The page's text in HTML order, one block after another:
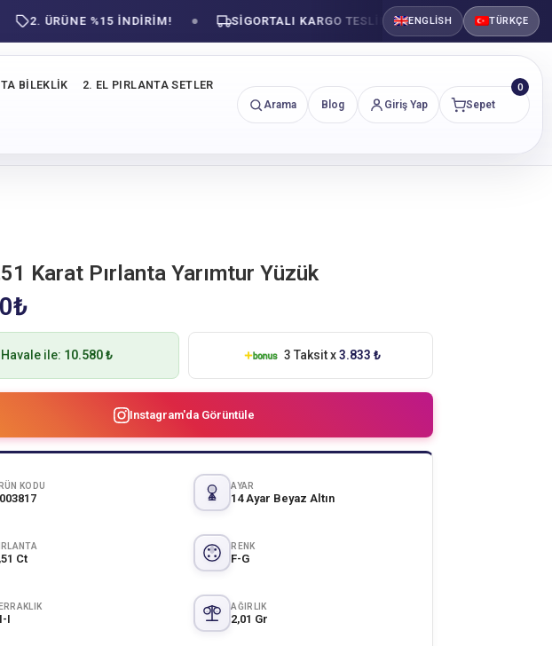
ENGLISH TÜRKÇE
2. ÜRÜNE %15 İNDİRİM! SIGORTALI KARGO TESLIMATI GÜVENLI
BILEKLIK 2. EL PIRLANTA SETLER
Arama Blog Giriş Yap Sepet
0
Karat Pırlanta Yarımtur Yüzük
₺
Havale ile: 10.580 ₺ 3 Taksit x3.833 ₺
Instagram'da Görüntüle
KODU AYAR
14 Ayar Beyaz Altın
Ct
RENK
F-G
I
AĞIRLIK
2,01 Gr